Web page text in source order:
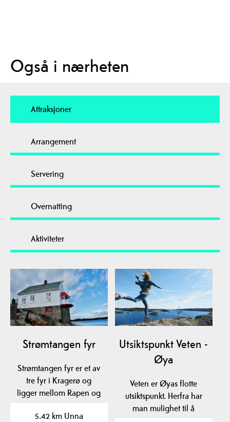
Også i nærheten
Attraksjoner
Arrangement
Servering
Overnatting
Aktiviteter
Strømtangen fyr
Strømtangen fyr er et av
tre fyr i Kragerø og
ligger mellom Rapen og
5.42 km Unna
Utsiktspunkt Veten -
Øya
Veten er Øyas flotte
utsiktspunkt. Herfra har
man mulighet til å